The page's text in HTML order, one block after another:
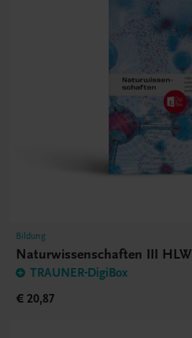
Bildung
Naturwissenschaften III HLW
TRAUNER-DigiBox
€ 20,87